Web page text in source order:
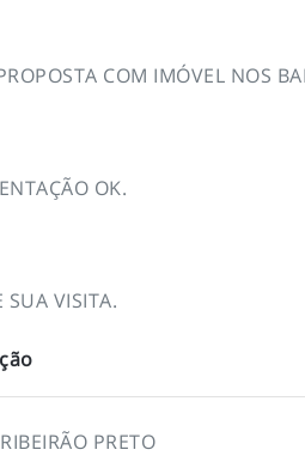
COM IMÓVEL NOS
OK.
SUA VISITA.
RIBEIRÃO PRETO